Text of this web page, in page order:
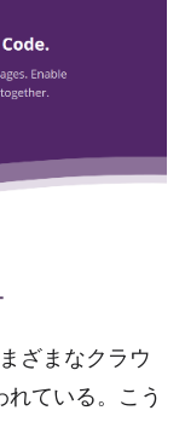
ざまなクラウ
れている。こう